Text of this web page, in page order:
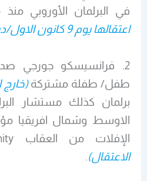
في البرلمان الأوروبي منذ 2014 عن اليونان
اعتقالها يوم 9 كانون الاول/ديسمبر 2022).
2. فرانسيسكو جورجي
طفل/ طفلة مشتركة(خارج
برلمان كذلك مستشار
الاوسط وشمال افريقيا
الإفلات من العقاب Fight Impunity
الاعتقال).